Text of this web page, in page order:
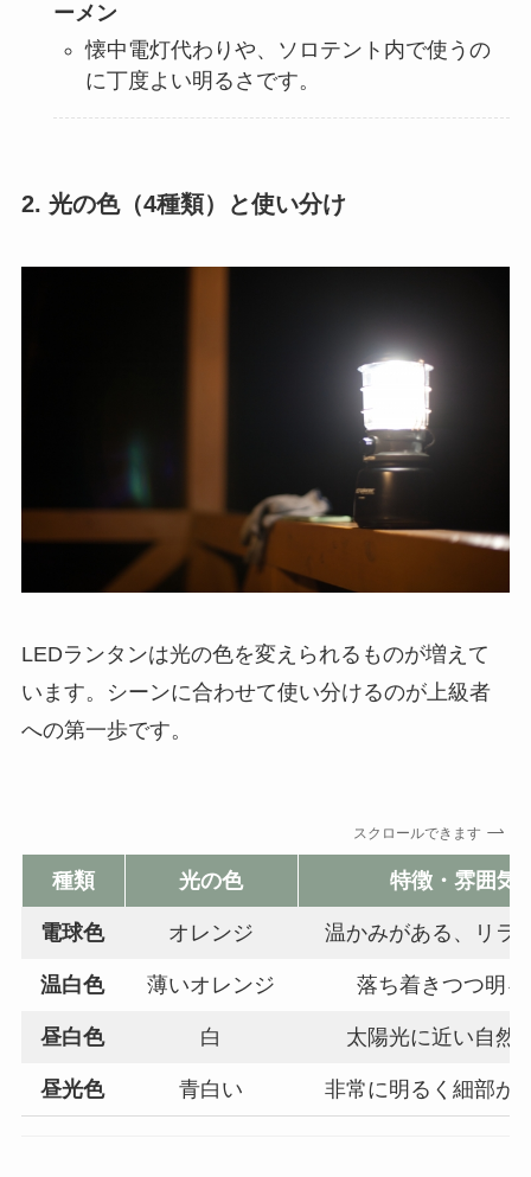
ーメン
懐中電灯代わりや、ソロテント内で使うの
に丁度よい明るさです。
2. 光の色（4種類）と使い分け
LEDランタンは光の色を変えられるものが増えて
います。シーンに合わせて使い分けるのが上級者
への第一歩です。
スクロールできます
種類 光の色 特徴・雰囲気
電球色 オレンジ 温かみがある、リラ
温白色 薄いオレンジ 落ち着きつつ明
昼白色 白 太陽光に近い自然
昼光色 青白い 非常に明るく細部が